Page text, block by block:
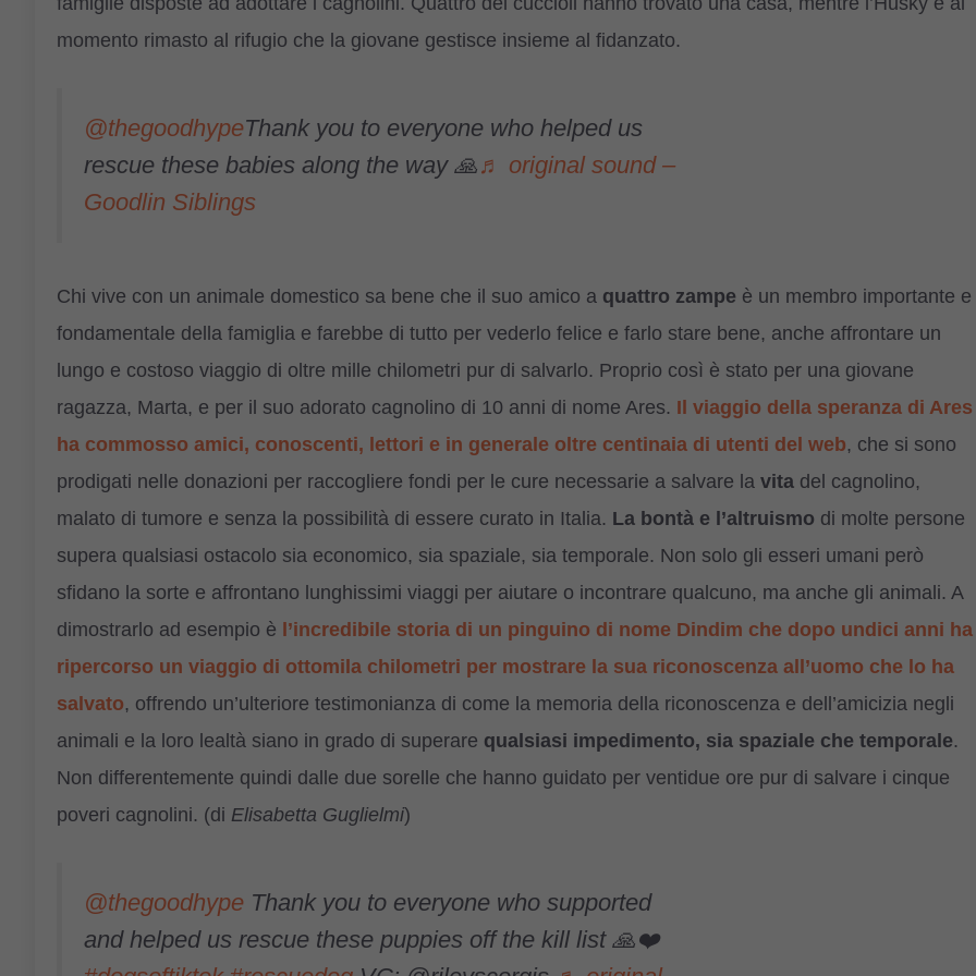
momento rimasto al rifugio che la giovane gestisce insieme al fidanzato.
@thegoodhypeThank you to everyone who helped us
rescue these babies along the way 🙏♬ original sound –
Goodlin Siblings
Chi vive con un animale domestico sa bene che il suo amico a quattro zampe è un membro importante e
fondamentale della famiglia e farebbe di tutto per vederlo felice e farlo stare bene, anche affrontare un
lungo e costoso viaggio di oltre mille chilometri pur di salvarlo. Proprio così è stato per una giovane
ragazza, Marta, e per il suo adorato cagnolino di 10 anni di nome Ares. Il viaggio della speranza di Ares
ha commosso amici, conoscenti, lettori e in generale oltre centinaia di utenti del web, che si sono
prodigati nelle donazioni per raccogliere fondi per le cure necessarie a salvare la vita del cagnolino,
malato di tumore e senza la possibilità di essere curato in Italia. La bontà e l’altruismo di molte persone
supera qualsiasi ostacolo sia economico, sia spaziale, sia temporale. Non solo gli esseri umani però
sfidano la sorte e affrontano lunghissimi viaggi per aiutare o incontrare qualcuno, ma anche gli animali. A
dimostrarlo ad esempio è l’incredibile storia di un pinguino di nome Dindim che dopo undici anni ha
ripercorso un viaggio di ottomila chilometri per mostrare la sua riconoscenza all’uomo che lo ha
salvato, offrendo un’ulteriore testimonianza di come la memoria della riconoscenza e dell’amicizia negli
animali e la loro lealtà siano in grado di superare qualsiasi impedimento, sia spaziale che temporale.
Non differentemente quindi dalle due sorelle che hanno guidato per ventidue ore pur di salvare i cinque
poveri cagnolini. (di Elisabetta Guglielmi)
@thegoodhype Thank you to everyone who supported
and helped us rescue these puppies off the kill list 🙏❤️